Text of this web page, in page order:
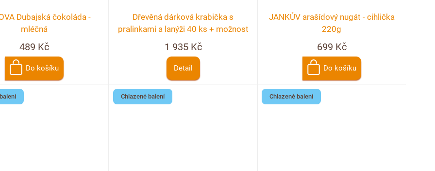
Dubajská čokoláda -
mléčná
489 Kč
Do košíku
Dřevěná dárková krabička s
pralinkami a lanýži 40 ks + možnost
personalizace
1 935 Kč
Detail
JANKŮV arašídový nugát - cihlička
220g
699 Kč
Do košíku
Chlazené balení Chlazené balení